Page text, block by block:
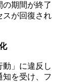
の期間が終了
スが回復され
動」に違反し
知を受け、フ